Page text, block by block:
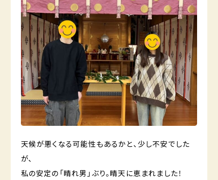
天候が悪くなる可能性もあるかと、少し不安でした
が、
私の安定の「晴れ男」ぶり。晴天に恵まれました！